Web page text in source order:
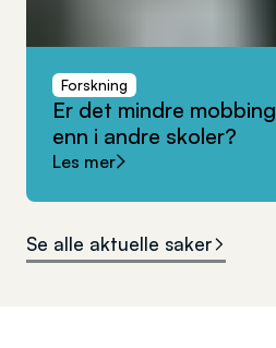
Forskning
Er det mindre mobbing
enn i andre skoler?
Les mer
Se alle aktuelle saker